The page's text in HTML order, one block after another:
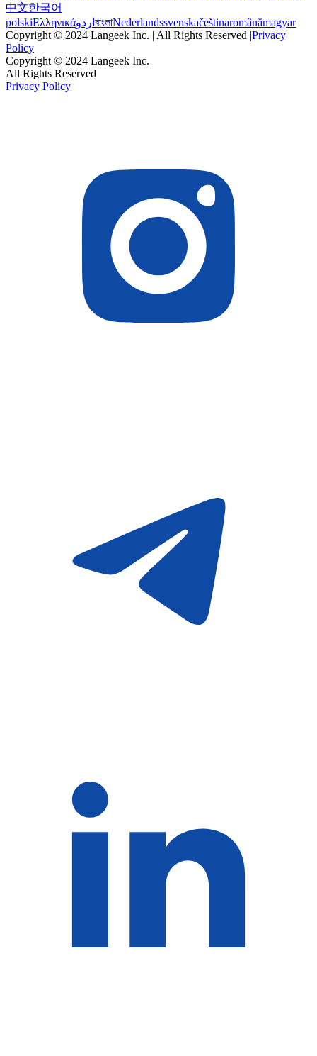
中文한국어
polskiΕλληνικάاردو বাংলাNederlandssvenskačeštinaromânămagyar
Copyright © 2024 Langeek Inc. | All Rights Reserved |Privacy
Policy
Copyright © 2024 Langeek Inc.
All Rights Reserved
Privacy Policy